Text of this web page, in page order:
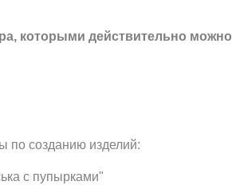
которыми действительно можно
по созданию изделий:
с пупырками"